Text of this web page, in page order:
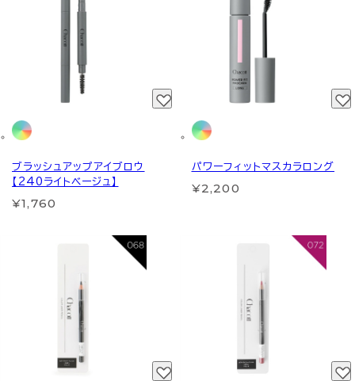
ブラッシュアップアイブロウ
【240ライトベージュ】
¥1,760
パワーフィットマスカラロング
¥2,200